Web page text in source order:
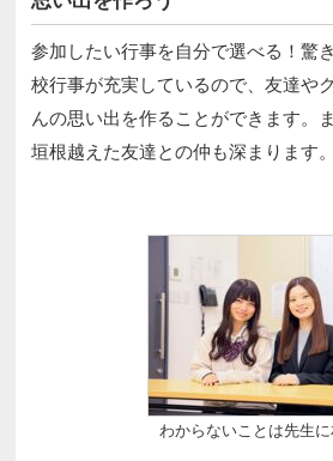
参加したい行事を自分で選べる！驚
校行事が充実しているので、友達や
んの思い出を作ることができます。
垣根越えた友達との仲も深まります。
わからないことは先生に